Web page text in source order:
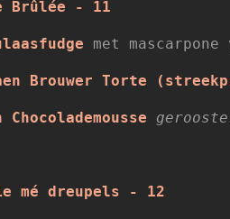
Brûlée - 11
met
Brouwer Torte
Chocolademousse
mé dreupels - 12